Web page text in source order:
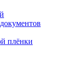
плёнки